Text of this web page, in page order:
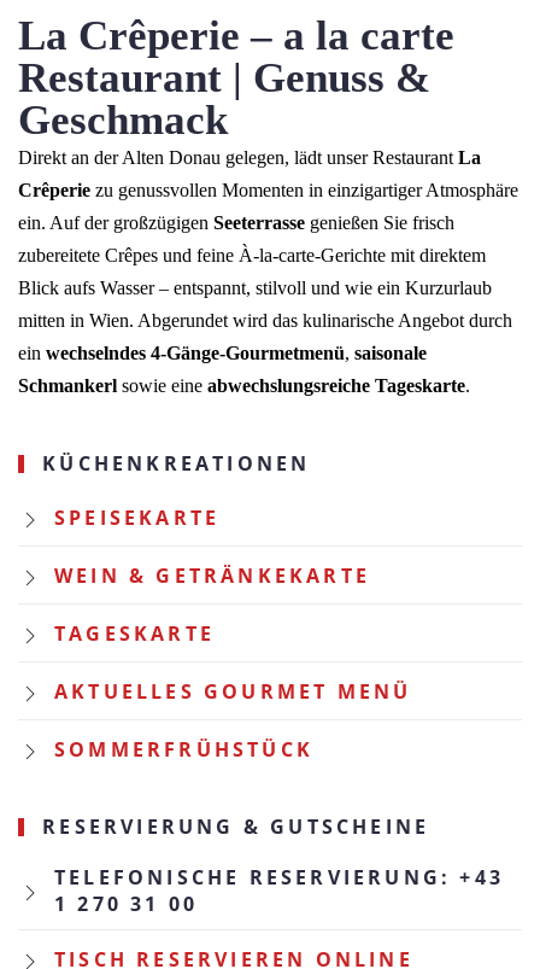
La Crêperie – a la carte
Restaurant | Genuss &
Geschmack
Direkt an der Alten Donau gelegen, lädt unser Restaurant La
Crêperie zu genussvollen Momenten in einzigartiger Atmosphäre
ein. Auf der großzügigen Seeterrasse genießen Sie frisch
zubereitete Crêpes und feine À-la-carte-Gerichte mit direktem
Blick aufs Wasser – entspannt, stilvoll und wie ein Kurzurlaub
mitten in Wien. Abgerundet wird das kulinarische Angebot durch
ein wechselndes 4-Gänge-Gourmetmenü, saisonale
Schmankerl sowie eine abwechslungsreiche Tageskarte.
KÜCHENKREATIONEN
SPEISEKARTE
WEIN & GETRÄNKEKARTE
TAGESKARTE
AKTUELLES GOURMET MENÜ
SOMMERFRÜHSTÜCK
RESERVIERUNG & GUTSCHEINE
TELEFONISCHE RESERVIERUNG: +43
1 270 31 00
TISCH RESERVIEREN ONLINE